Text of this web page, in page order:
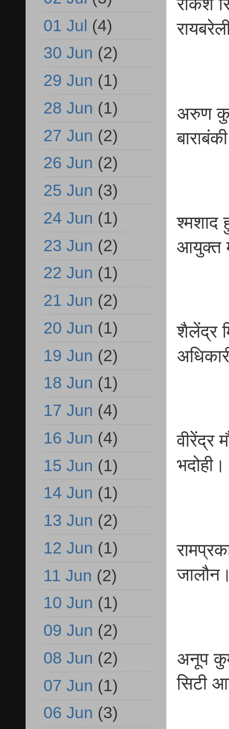
राकेश
अरुण
श्मशाद
आयुक्त
शैलेंद्र
वीरेंद्र
भदोही।
अनूप
सिटी
01 Jul (4)
30 Jun (2)
29 Jun (1)
28 Jun (1)
27 Jun (2)
26 Jun (2)
25 Jun (3)
24 Jun (1)
23 Jun (2)
22 Jun (1)
21 Jun (2)
20 Jun (1)
19 Jun (2)
18 Jun (1)
17 Jun (4)
16 Jun (4)
15 Jun (1)
14 Jun (1)
13 Jun (2)
12 Jun (1)
11 Jun (2)
10 Jun (1)
09 Jun (2)
08 Jun (2)
07 Jun (1)
06 Jun (3)